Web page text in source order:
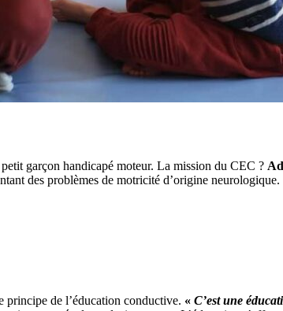
garçon handicapé moteur. La mission du CEC ?
des problèmes de motricité d’origine neurologique.
principe de l’éducation conductive. « C’est une